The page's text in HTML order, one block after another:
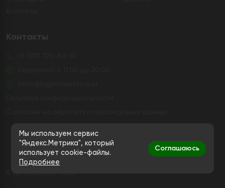
Контакты
Дистанционная розничная продажа табачной и
никотиносодержащей продукции, а также кальянов и
устройств не осуществляется
Мы используем сервис
"Яндекс.Метрика", который
использует cookie-файлы.
Подробнее
Соглашаюсь